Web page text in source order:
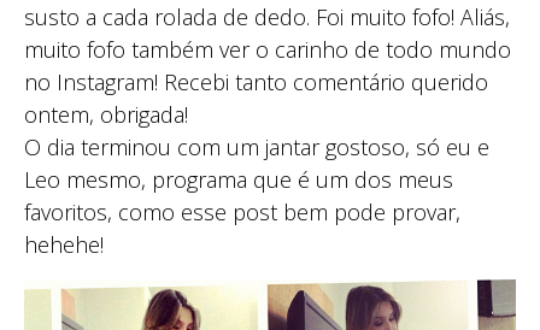
susto a cada rolada de dedo. Foi muito fofo! Aliás,
muito fofo também ver o carinho de todo mundo
no Instagram! Recebi tanto comentário querido
ontem, obrigada!
O dia terminou com um jantar gostoso, só eu e
Leo mesmo, programa que é um dos meus
favoritos, como esse post bem pode provar,
hehehe!